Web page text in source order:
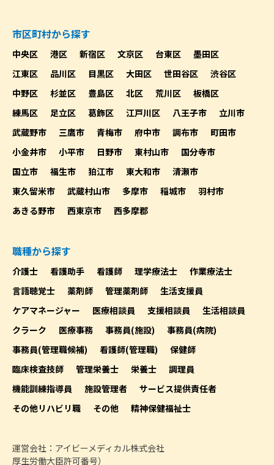
市区町村から探す
中央区 港区 新宿区 文京区 台東区
墨田区
江東区
品川区 目黒区 大田区 世田谷区
渋谷区
中野区
杉並区 豊島区 北区 荒川区
板橋区
練馬区
足立区 葛飾区 江戸川区 八王子市
立川市
武蔵野市
三鷹市 青梅市 府中市 調布市
町田市
小金井市
小平市 日野市 東村山市
国分寺市
国立市
福生市 狛江市 東大和市
清瀬市
東久留米市
武蔵村山市 多摩市 稲城市
羽村市
あきる野市
西東京市 西多摩郡
職種から探す
介護士 看護助手 看護師 理学療法士
作業療法士
言語聴覚士
薬剤師 管理薬剤師
生活支援員
ケアマネージャー
医療相談員 支援相談員
生活相談員
クラーク
医療事務 事務員(施設)
事務員(病院)
事務員(管理職候補)
看護師(管理職)
保健師
臨床検査技師
管理栄養士 栄養士
調理員
機能訓練指導員
施設管理者
サービス提供責任者
その他リハビリ職
その他 精神保健福祉士
運営会社：アイビーメディカル株式会社
厚生労働大臣許可番号）